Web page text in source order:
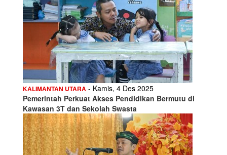
KALIMANTAN UTARA - Kamis, 4 Des 2025
Pemerintah Perkuat Akses Pendidikan Bermutu di
Kawasan 3T dan Sekolah Swasta